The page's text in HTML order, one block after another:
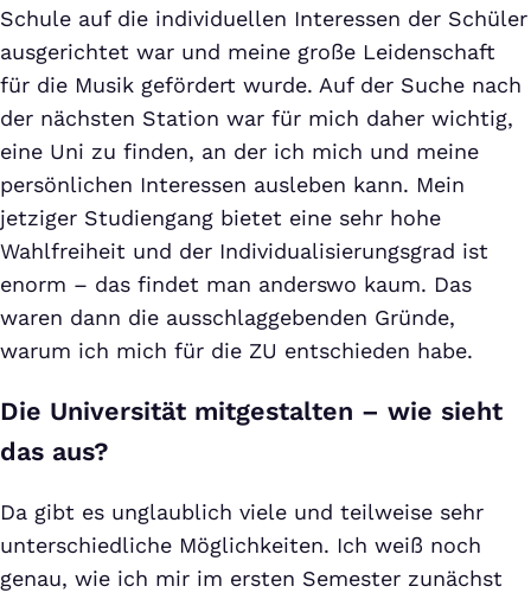
Schule auf die individuellen Interessen der Schüler
ausgerichtet war und meine große Leidenschaft
für die Musik gefördert wurde. Auf der Suche nach
der nächsten Station war für mich daher wichtig,
eine Uni zu finden, an der ich mich und meine
persönlichen Interessen ausleben kann. Mein
jetziger Studiengang bietet eine sehr hohe
Wahlfreiheit und der Individualisierungsgrad ist
enorm – das findet man anderswo kaum. Das
waren dann die ausschlaggebenden Gründe,
warum ich mich für die ZU entschieden habe.
Die Universität mitgestalten – wie sieht
das aus?
Da gibt es unglaublich viele und teilweise sehr
unterschiedliche Möglichkeiten. Ich weiß noch
genau, wie ich mir im ersten Semester zunächst